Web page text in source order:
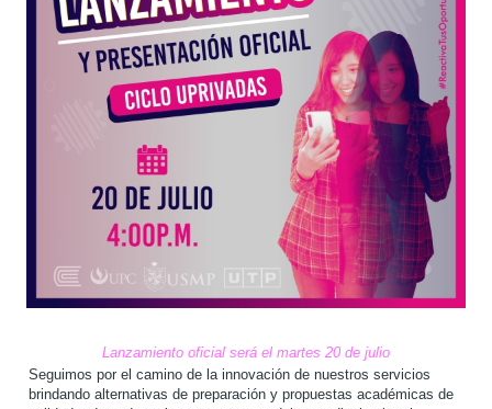
Lanzamiento oficial será el martes 20 de julio
Seguimos por el camino de la innovación de nuestros servicios
brindando alternativas de preparación y propuestas académicas de